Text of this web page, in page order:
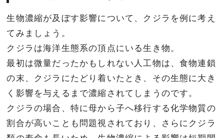
生物濃縮が及ぼす影響について、クジラを例に考え
てみましょう。
クジラは海洋生態系の頂点にいる生き物。
最初は微量だったかもしれない人工物は、食物連鎖
の末、クジラにたどり着いたとき、その生態に大き
く影響を与えるまで濃縮されてしまうのです。
クジラの場合、特に母から子へ移行する化学物質の
割合が高いことも問題視されており、さらにクジラ